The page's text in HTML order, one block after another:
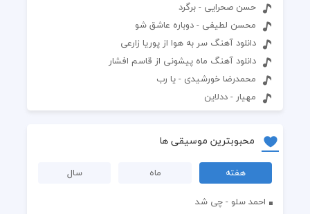
حسن صحرایی - برگرد
محسن لطیفی - دوباره عاشق شو
دانلود آهنگ سر به هوا از پوریا زارعی
دانلود آهنگ ماه پیشونی از قاسم افشار
محمدرضا خورشیدی - یا رب
مهیار - ددلاین
محبوبترین موسیقی ها
هفته ماه
سال
احمد سلو - چی شد